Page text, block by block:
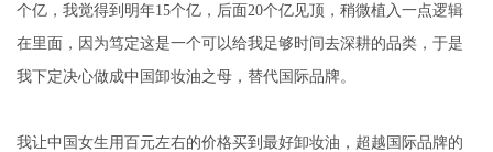
个亿，我觉得到明年15个亿，后面20个亿见顶，稍微植入一点逻辑
在里面，因为笃定这是一个可以给我足够时间去深耕的品类，于是
我下定决心做成中国卸妆油之母，替代国际品牌。
我让中国女生用百元左右的价格买到最好卸妆油，超越国际品牌的